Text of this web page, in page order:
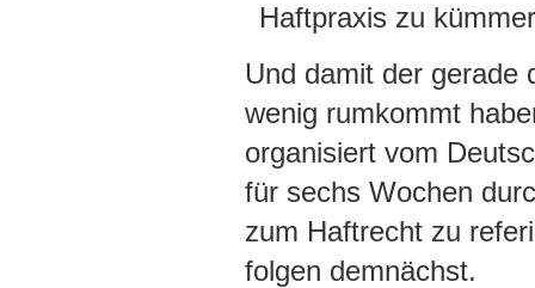
Haftpraxis zu
Und damit der gerade
wenig rumkommt
organisiert vom
für sechs Wochen
zum Haftrecht zu
folgen demnächst.